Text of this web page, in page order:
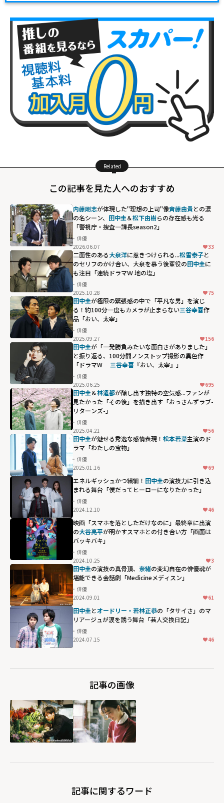
Related
この記事を見た人へのおすすめ
斉藤由貴との涙
の名シーン、田中
圭＆松下由樹ら
の存在感も光る
「警視庁・捜査
一課長
season2」"
width="304"
height="203"
loading="lazy"
fetchpriority="h
igh">
内藤剛志が体現した"理想の上司"像――斉藤由貴との涙
の名シーン、 田中圭＆松下由樹らの存在感も光る
「警視庁・捜査一課長season2」
俳優
2026.06.07
33
二面性のある大泉洋に惹きつけられる...松雪泰子と
のセリフのかけ合い、大泉を慕う後輩役の田中圭に
も注目「連続ドラマＷ 地の塩」
俳優
2025.10.28
75
田中圭が極限の緊張感の中で「平凡な男」を演じ
る！約100分一度もカメラが止まらない三谷幸喜作
品「おい、太宰」
俳優
2025.09.27
156
田中圭が「一発勝負みたいな面白さがありました」
と振り返る、100分間ノンストップ撮影の異色作
「ドラマW 三谷幸喜 『おい、太宰』」
俳優
2025.06.25
695
田中圭＆林遣都が醸し出す独特の空気感...ファンが
見たかった「その後」を描き出す「おっさんずラブ-
リターンズ-」
俳優
2025.04.21
56
田中圭が魅せる秀逸な感情表現！ 松本若菜主演のド
ラマ「わたしの宝物」
俳優
2025.01.16
69
エネルギッシュかつ繊細！ 田中圭の演技力に引き込
まれる舞台「僕だってヒーローになりたかった」
俳優
2024.12.10
46
映画「スマホを落としただけなのに」最終章に出演
の大谷亮平が明かすスマホとの付き合い方「画面は
バッキバキ」
俳優
2024.10.25
3
田中圭の演技の真骨頂、 奈緒の変幻自在の俳優魂が
堪能できる会話劇「Medicineメディスン」
俳優
2024.09.01
61
田中圭とオードリー・若林正恭の「タサイさ」のマ
リアージュが涙を誘う舞台「芸人交換日記」
俳優
2024.07.15
46
記事の画像
記事に関するワード